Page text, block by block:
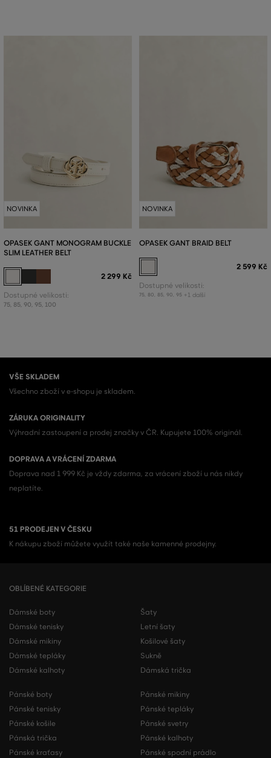
NOVINKA
OPASEK GANT MONOGRAM BUCKLE
SLIM LEATHER BELT
2 299 Kč
Dostupné velikosti:
75, 85, 90, 95, 100
NOVINKA
OPASEK GANT BRAID BELT
2 599 Kč
Dostupné velikosti:
75 80 85 90 95 +1 další
VŠE SKLADEM
Všechno zboží v e-shopu je skladem.
ZÁRUKA ORIGINALITY
Výhradní zastoupení a prodej značky v ČR. Kupujete 100% originál.
DOPRAVA A VRÁCENÍ ZDARMA
Doprava nad 1 999 Kč je vždy zdarma, za vrácení zboží u nás nikdy
neplatíte.
51 PRODEJEN V ČESKU
K nákupu zboží můžete využít také naše kamenné prodejny.
OBLÍBENÉ KATEGORIE
Dámské boty
Dámské tenisky
Dámské mikiny
Dámské tepláky
Dámské kalhoty
Šaty
Letní šaty
Košilové šaty
Sukně
Dámská trička
Pánské boty
Pánské tenisky
Pánské košile
Pánská trička
Pánské kraťasy
Pánské mikiny
Pánské tepláky
Pánské svetry
Pánské kalhoty
Pánské spodní prádlo